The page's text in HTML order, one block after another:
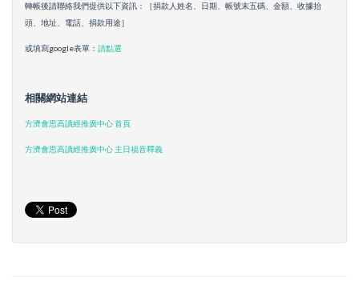
轉帳後請聯絡我們提供以下資訊：［捐款人姓名、日期、帳號末五碼、金額、收據抬
頭、地址、電話、捐款用途］
或填寫google表單： 請點選
相關網站連結
方濟會思高讀經推廣中心 首頁
方濟會思高讀經推廣中心 主日福音釋義